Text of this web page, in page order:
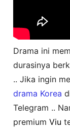
Drama ini
durasinya
.. Jika ingin
drama Korea
Telegram ..
premiumViu